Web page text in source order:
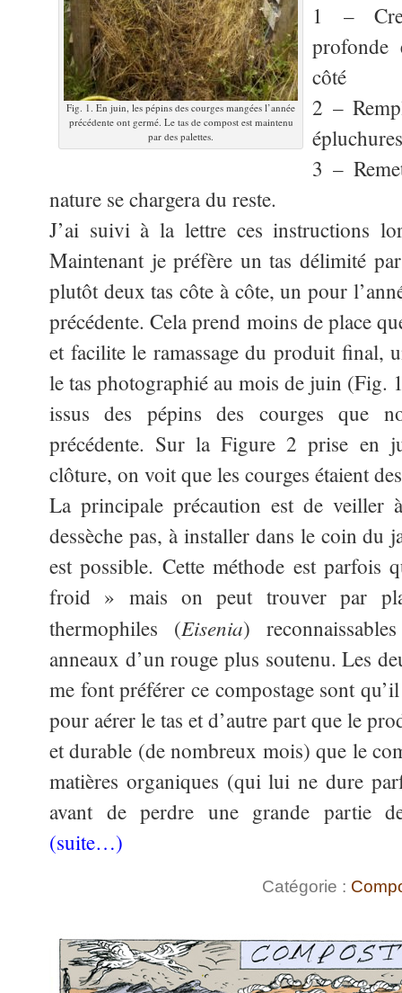
Fig. 1. En juin, les pépins des courges mangées l’année
précédente ont germé. Le tas de compost est maintenu
par des palettes.
1 –
côté
2 –
3 –
nature se chargera du reste.
J’ai suivi à la lettre ces instructions
Maintenant je préfère un tas délimité
plutôt deux tas côte à côte, un pour
précédente. Cela prend moins de place
et facilite le ramassage du produit final,
le tas photographié au mois de juin (Fig.
issus des pépins des courges que
précédente. Sur la Figure 2 prise en
clôture, on voit que les courges étaient
La principale précaution est de veiller
dessèche pas, à installer dans le coin du
est possible. Cette méthode est parfois
froid » mais on peut trouver par
thermophiles (Eisenia)
anneaux d’un rouge plus soutenu. Les
me font préférer ce compostage sont
pour aérer le tas et d’autre part que le
et durable (de nombreux mois) que le
matières organiques (qui lui ne dure
avant de perdre une grande partie
(suite…)
Catégorie :